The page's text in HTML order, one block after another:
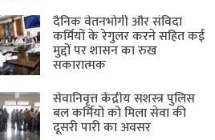
दैनिक वेतनभोगी और संविदा
कर्मियों के रेगुलर करने सहित कई
मुद्दों पर शासन का रुख
सकारात्मक
सेवानिवृत्त केंद्रीय सशस्त्र पुलिस
बल ​कर्मियों को मिला सेवा की
दूसरी पारी का अवसर